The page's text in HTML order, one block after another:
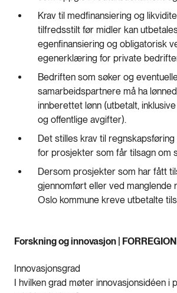
Krav til medfinansiering og
tilfredsstilt før midler kan
egenfinansiering og obligatorisk
egenerklæring for private
Bedriften som søker og
samarbeidspartnere må ha
innberettet lønn (utbetalt,
og offentlige avgifter).
Det stilles krav til
for prosjekter som får tilsagn om
Dersom prosjekter som har fått
gjennomført eller ved manglende
Oslo kommune kreve utbetalte
Forskning og innovasjon | FORREGION
Innovasjonsgrad
I hvilken grad møter innovasjonsidéen i